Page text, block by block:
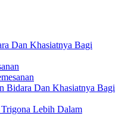
Dan Khasiatnya Bagi
Bidara Dan Khasiatnya Bagi
Lebih Dalam